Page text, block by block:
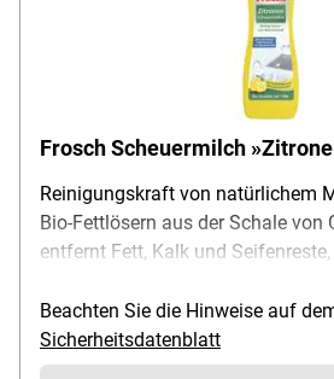
Frosch Scheuermilch
Reinigungskraft von natürlichem
Bio-Fettlösern aus der Schale von
entfernt Fett, Kalk und
Beachten Sie die Hinweise auf
Sicherheitsdatenblatt